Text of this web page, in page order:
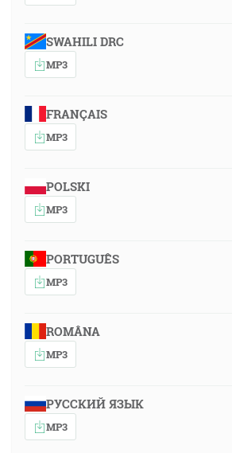
SWAHILI DRC
MP3
FRANÇAIS
MP3
POLSKI
MP3
PORTUGUÊS
MP3
ROMÂNA
MP3
РУССКИЙ ЯЗЫК
MP3